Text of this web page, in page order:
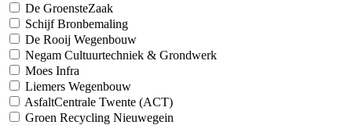
De GroensteZaak
Schijf Bronbemaling
De Rooij Wegenbouw
Negam Cultuurtechniek & Grondwerk
Moes Infra
Liemers Wegenbouw
AsfaltCentrale Twente (ACT)
Groen Recycling Nieuwegein